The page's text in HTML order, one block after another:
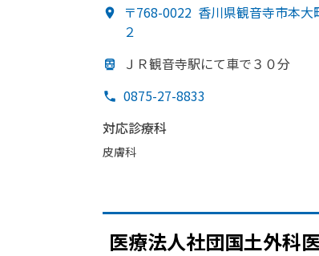
〒768-0022 香川県観音寺市本大
２
ＪＲ観音寺駅にて車で３０分
0875-27-8833
対応診療科
皮膚科
医療法人社団国土外科